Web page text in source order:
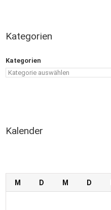
Kategorien
Kategorien
Kalender
M D M D